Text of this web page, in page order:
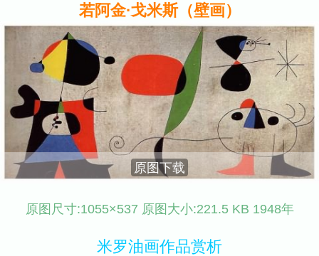
若阿金·戈米斯（壁画）
原图下载
原图尺寸:1055×537 原图大小:221.5 KB 1948年
米罗油画作品赏析